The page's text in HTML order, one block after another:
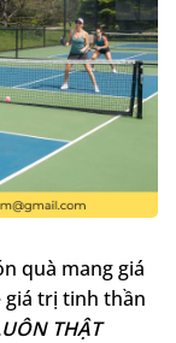
quà mang giá
giá trị tinh thần
THẬT